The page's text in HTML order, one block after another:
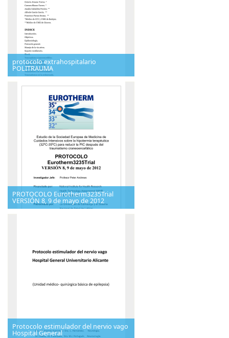
protocolo extrahospitalario
POLITRAUMA
PROTOCOLO Eurotherm3235Trial
VERSIÓN 8, 9 de mayo de 2012
Protocolo estimulador del nervio vago
Hospital General